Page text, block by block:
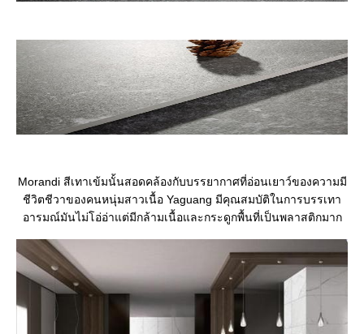
Morandi สีเทาเข้มนั้นสอดคล้องกับบรรยากาศที่อ่อนเยาว์ของความมี
ชีวิตชีวาของคนหนุ่มสาวเนื้อ Yaguang มีคุณสมบัติในการบรรเทา
อารมณ์มันไม่โอ่อ่าแต่มีกล้ามเนื้อและกระดูกพื้นที่เป็นพลาสติกมาก